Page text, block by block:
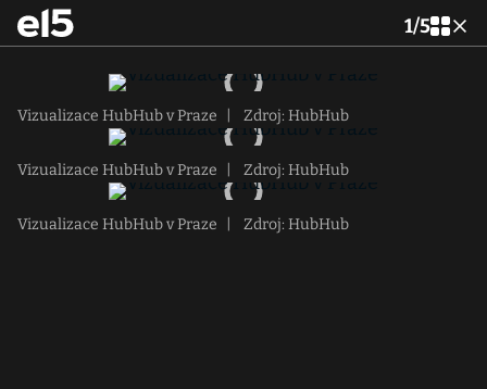
1/5
Vizualizace HubHub v Praze Zdroj: HubHub
Vizualizace HubHub v Praze Zdroj: HubHub
Vizualizace HubHub v Praze Zdroj: HubHub